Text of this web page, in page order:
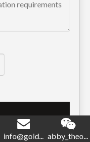
info@gold... abby_theo...